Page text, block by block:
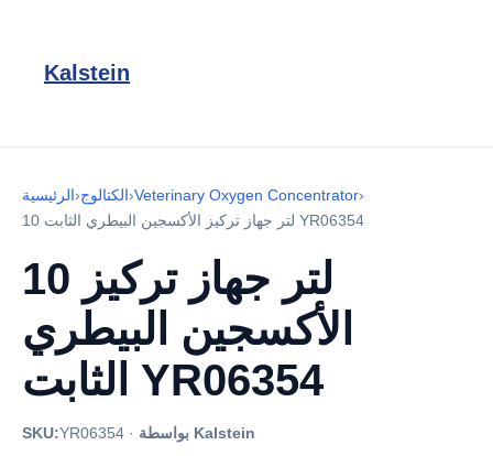
Kalstein
الرئيسية›الكتالوج›Veterinary Oxygen Concentrator›
10 لتر جهاز تركيز الأكسجين البيطري الثابت YR06354
10 لتر جهاز تركيز
الأكسجين البيطري
الثابت YR06354
SKU:YR06354 · بواسطة Kalstein